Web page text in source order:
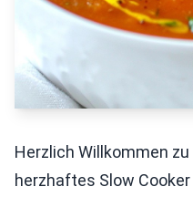
Herzlich Willkommen
herzhaftes Slow